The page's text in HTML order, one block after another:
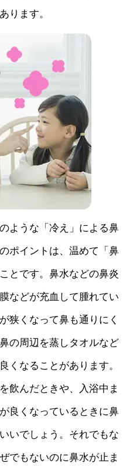
ります。
ような「冷え」による鼻
ポイントは、温めて「鼻
とです。鼻水などの鼻炎
などが充血して腫れてい
狭くなって鼻も通りにく
の周辺を蒸しタオルなど
くなることがあります。
飲んだときや、入浴中ま
良くなっているときに鼻
いでしょう。それでもな
でもないのに鼻水が止ま